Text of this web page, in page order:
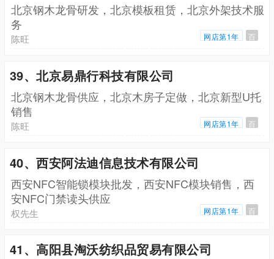
北京钢木龙骨研发，北京模板租赁，北京外架技术服
务
陈旺 网店第1年 百
39、北京易鼎行科技有限公司
北京钢木龙骨供应，北京木房子定做，北京新型U托
销售
陈旺 网店第1年 百
40、西安阿法迪信息技术有限公司
西安NFC智能锁模块批发，西安NFC模块销售，西
安NFC门禁读头供应
权先生 网店第1年 百
41、高阳县淘沃纺织品贸易有限公司